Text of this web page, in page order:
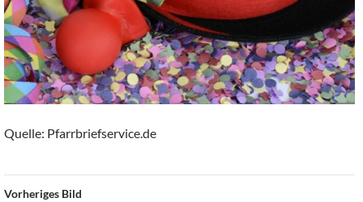
Quelle: Pfarrbriefservice.de
Vorheriges Bild